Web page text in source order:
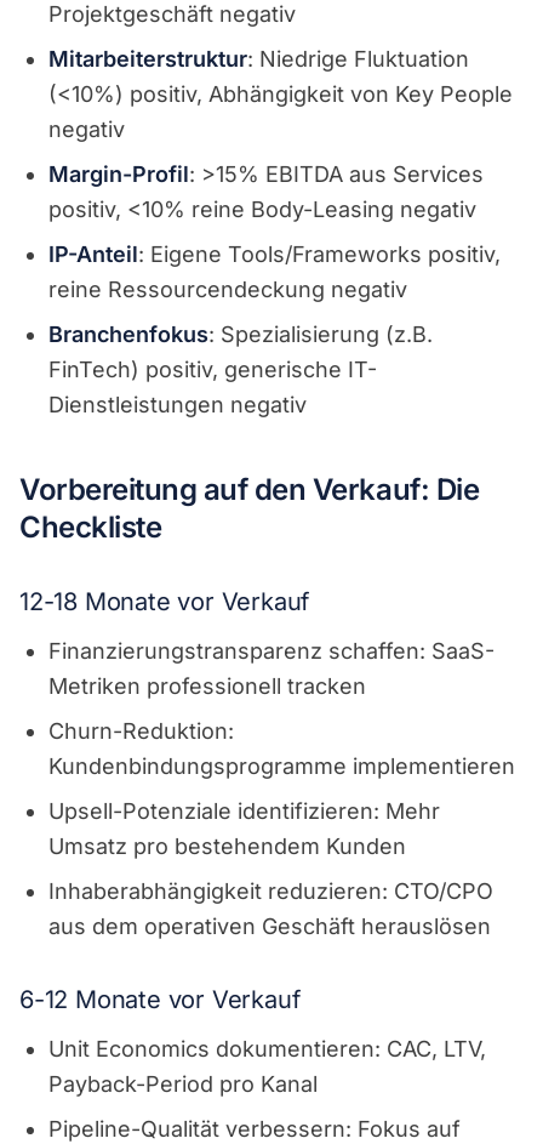
Projektgeschäft negativ
Mitarbeiterstruktur: Niedrige Fluktuation
(<10%) positiv, Abhängigkeit von Key People
negativ
Margin-Profil: >15% EBITDA aus Services
positiv, <10% reine Body-Leasing negativ
IP-Anteil: Eigene Tools/Frameworks positiv,
reine Ressourcendeckung negativ
Branchenfokus: Spezialisierung (z.B.
FinTech) positiv, generische IT-
Dienstleistungen negativ
Vorbereitung auf den Verkauf: Die
Checkliste
12-18 Monate vor Verkauf
Finanzierungstransparenz schaffen: SaaS-
Metriken professionell tracken
Churn-Reduktion:
Kundenbindungsprogramme implementieren
Upsell-Potenziale identifizieren: Mehr
Umsatz pro bestehendem Kunden
Inhaberabhängigkeit reduzieren: CTO/CPO
aus dem operativen Geschäft herauslösen
6-12 Monate vor Verkauf
Unit Economics dokumentieren: CAC, LTV,
Payback-Period pro Kanal
Pipeline-Qualität verbessern: Fokus auf